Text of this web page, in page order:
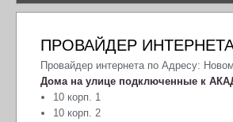
ПРОВАЙДЕР
Провайдер интернета по Адресу:
Дома на улице подключенные к
10 корп. 1
10 корп. 2